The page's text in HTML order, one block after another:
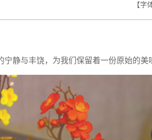
【字
静与丰饶，为我们保留着一份原始的美